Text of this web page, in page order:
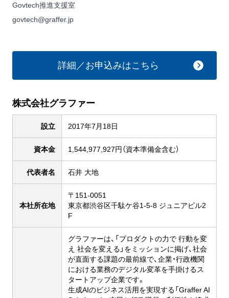
Govtech推進支援室
govtech@graffer.jp
詳細／お申込みはこちら
株式会社グラファー
設立 2017年7月18日
資本金 1,544,977,927円（資本準備金含む）
代表者名 石井 大地
本社所在地
〒151-0051
東京都渋谷区千駄ケ谷1-5-8 ジュニアビル2
F
グラファーは、「プロダクトの力で 行動を変
え 社会を変える」をミッションに掲げ、社会
が直面する課題の最前線で、企業・行政機関
における業務のデジタル変革を手掛けるス
タートアップ企業です。
生成AIのビジネス活用を実現する「Graffer AI